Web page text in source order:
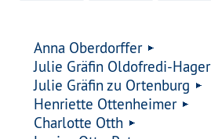
Anna Oberdorffer
Julie Gräfin Oldofredi-Hager
Julie Gräfin zu Ortenburg
Henriette Ottenheimer
Charlotte Otth